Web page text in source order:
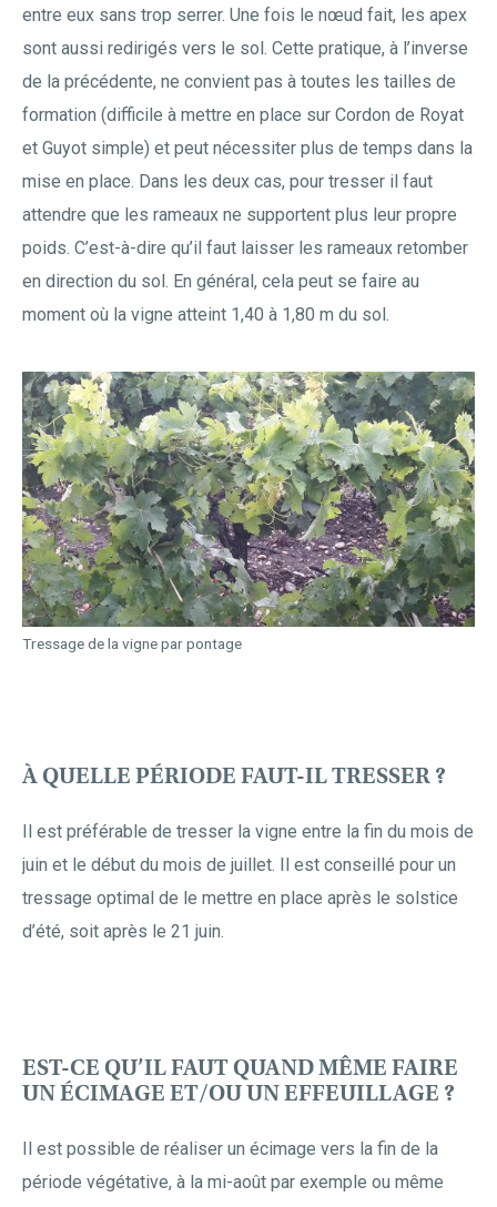
entre eux sans trop serrer. Une fois le nœud fait, les apex
sont aussi redirigés vers le sol. Cette pratique, à l’inverse
de la précédente, ne convient pas à toutes les tailles de
formation (difficile à mettre en place sur Cordon de Royat
et Guyot simple) et peut nécessiter plus de temps dans la
mise en place. Dans les deux cas, pour tresser il faut
attendre que les rameaux ne supportent plus leur propre
poids. C’est-à-dire qu’il faut laisser les rameaux retomber
en direction du sol. En général, cela peut se faire au
moment où la vigne atteint 1,40 à 1,80 m du sol.
Tressage de la vigne par pontage
À QUELLE PÉRIODE FAUT-IL TRESSER ?
Il est préférable de tresser la vigne entre la fin du mois de
juin et le début du mois de juillet. Il est conseillé pour un
tressage optimal de le mettre en place après le solstice
d’été, soit après le 21 juin.
EST-CE QU’IL FAUT QUAND MÊME FAIRE
UN ÉCIMAGE ET/OU UN EFFEUILLAGE ?
Il est possible de réaliser un écimage vers la fin de la
période végétative, à la mi-août par exemple ou même